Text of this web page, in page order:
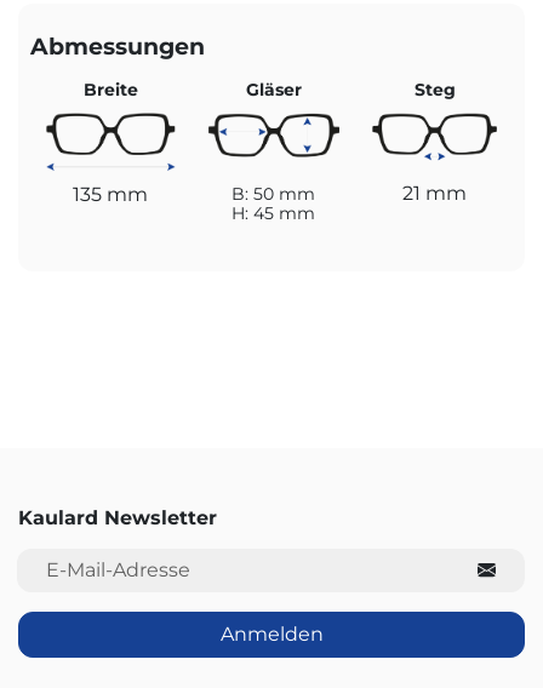
Abmessungen
Breite
135 mm
Gläser
B: 50 mm
H: 45 mm
Steg
21 mm
Kaulard Newsletter
E-Mail-Adresse
Anmelden